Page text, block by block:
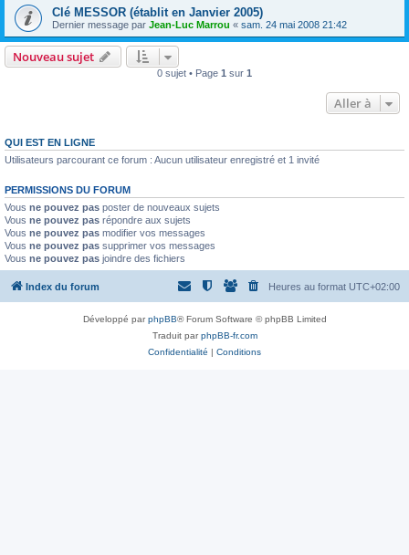
Clé MESSOR (établit en Janvier 2005)
Dernier message par Jean-Luc Marrou « sam. 24 mai 2008 21:42
Nouveau sujet
0 sujet • Page 1 sur 1
Aller à
QUI EST EN LIGNE
Utilisateurs parcourant ce forum : Aucun utilisateur enregistré et 1 invité
PERMISSIONS DU FORUM
Vous ne pouvez pas poster de nouveaux sujets
Vous ne pouvez pas répondre aux sujets
Vous ne pouvez pas modifier vos messages
Vous ne pouvez pas supprimer vos messages
Vous ne pouvez pas joindre des fichiers
Index du forum Heures au format UTC+02:00
Développé parphpBB® Forum Software © phpBB Limited
Traduit parphpBB-fr.com
Confidentialité | Conditions